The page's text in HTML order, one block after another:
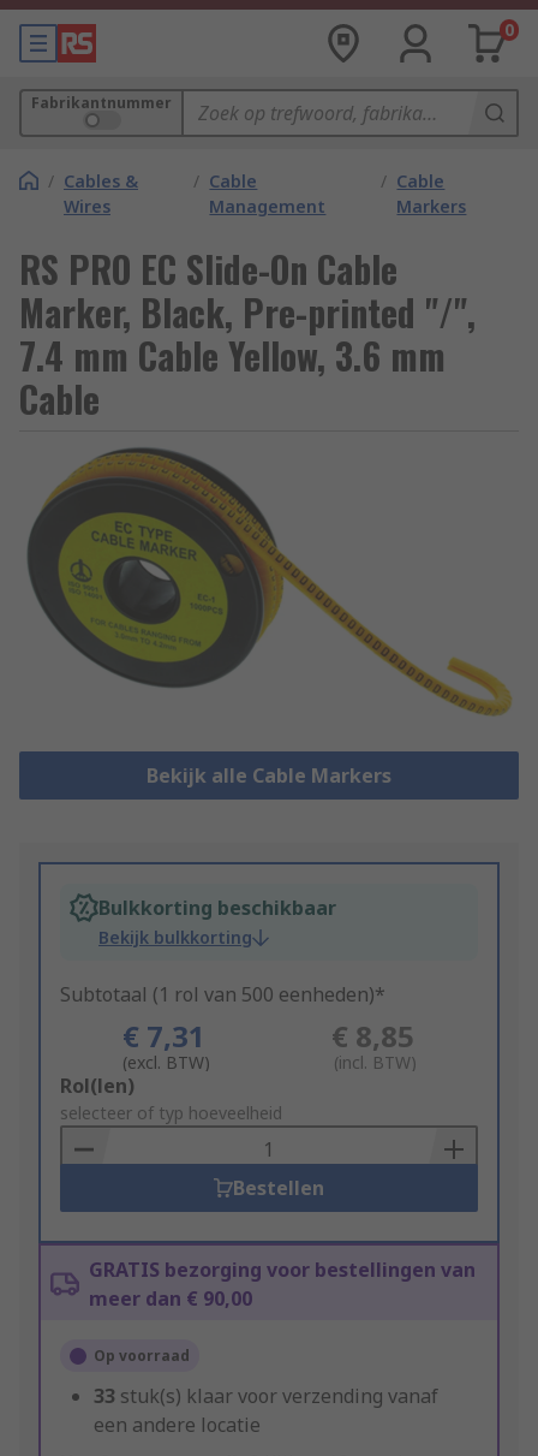
0
Fabrikantnummer
/ Cables &
Wires
/ Cable
Management
/ Cable
Markers
RS PRO EC Slide-On Cable
Marker, Black, Pre-printed "/",
7.4 mm Cable Yellow, 3.6 mm
Cable
Bekijk alle Cable Markers
Bulkkorting beschikbaar
Bekijk bulkkorting
Subtotaal (1 rol van 500 eenheden)*
€ 7,31
(excl. BTW)
€ 8,85
(incl. BTW)
Add
to
Basket
Rol(len)
selecteer of typ hoeveelheid
Bestellen
GRATIS bezorging voor bestellingen van
meer dan € 90,00
Op voorraad
33 stuk(s) klaar voor verzending vanaf
een andere locatie